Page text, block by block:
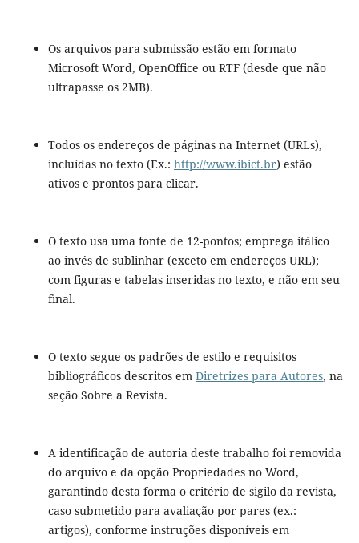
Os arquivos para submissão estão em formato
Microsoft Word, OpenOffice ou RTF (desde que não
ultrapasse os 2MB).
Todos os endereços de páginas na Internet (URLs),
incluídas no texto (Ex.: http://www.ibict.br) estão
ativos e prontos para clicar.
O texto usa uma fonte de 12-pontos; emprega itálico
ao invés de sublinhar (exceto em endereços URL);
com figuras e tabelas inseridas no texto, e não em seu
final.
O texto segue os padrões de estilo e requisitos
bibliográficos descritos em Diretrizes para Autores, na
seção Sobre a Revista.
A identificação de autoria deste trabalho foi removida
do arquivo e da opção Propriedades no Word,
garantindo desta forma o critério de sigilo da revista,
caso submetido para avaliação por pares (ex.:
artigos), conforme instruções disponíveis em